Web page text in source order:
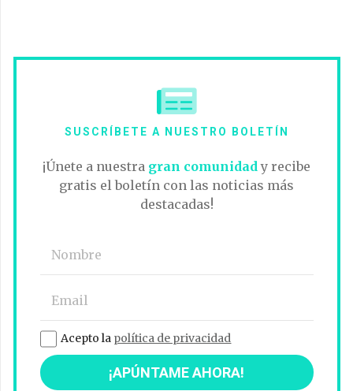
SUSCRÍBETE A NUESTRO BOLETÍN
¡Únete a nuestra gran comunidady recibe
gratis el boletín con las noticias más
destacadas!
Acepto la política de privacidad